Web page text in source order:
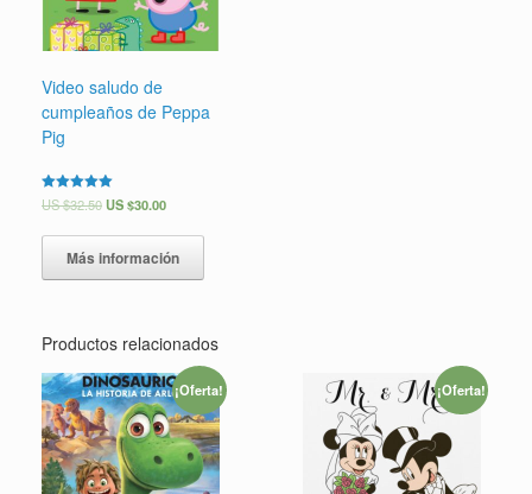
Video saludo de
cumpleaños de Peppa
Pig
Valorado en
5.00
US $32.50US $30.00
Más información
Productos relacionados
¡Oferta! ¡Oferta!